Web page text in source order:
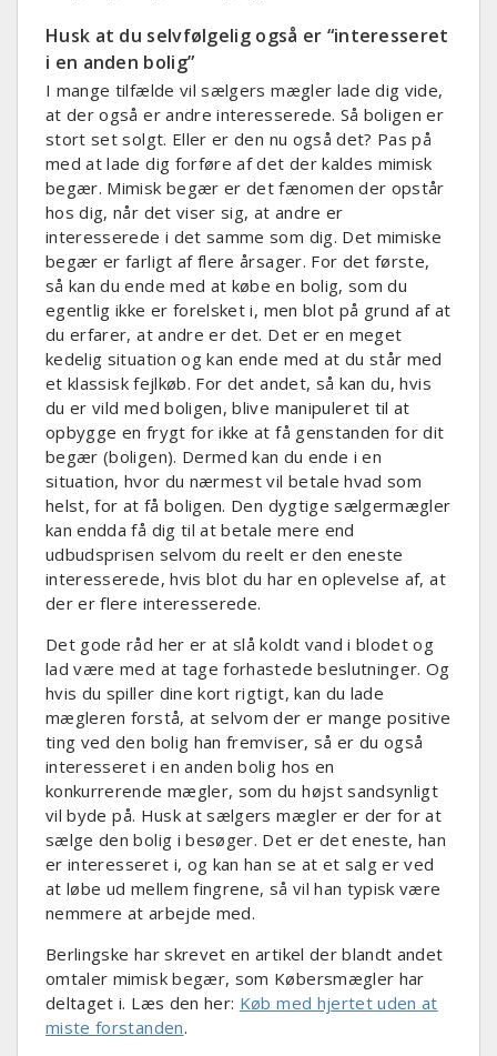
Husk at du selvfølgelig også er “interesseret
i en anden bolig”
I mange tilfælde vil sælgers mægler lade dig vide,
at der også er andre interesserede. Så boligen er
stort set solgt. Eller er den nu også det? Pas på
med at lade dig forføre af det der kaldes mimisk
begær. Mimisk begær er det fænomen der opstår
hos dig, når det viser sig, at andre er
interesserede i det samme som dig. Det mimiske
begær er farligt af flere årsager. For det første,
så kan du ende med at købe en bolig, som du
egentlig ikke er forelsket i, men blot på grund af at
du erfarer, at andre er det. Det er en meget
kedelig situation og kan ende med at du står med
et klassisk fejlkøb. For det andet, så kan du, hvis
du er vild med boligen, blive manipuleret til at
opbygge en frygt for ikke at få genstanden for dit
begær (boligen). Dermed kan du ende i en
situation, hvor du nærmest vil betale hvad som
helst, for at få boligen. Den dygtige sælgermægler
kan endda få dig til at betale mere end
udbudsprisen selvom du reelt er den eneste
interesserede, hvis blot du har en oplevelse af, at
der er flere interesserede.
Det gode råd her er at slå koldt vand i blodet og
lad være med at tage forhastede beslutninger. Og
hvis du spiller dine kort rigtigt, kan du lade
mægleren forstå, at selvom der er mange positive
ting ved den bolig han fremviser, så er du også
interesseret i en anden bolig hos en
konkurrerende mægler, som du højst sandsynligt
vil byde på. Husk at sælgers mægler er der for at
sælge den bolig i besøger. Det er det eneste, han
er interesseret i, og kan han se at et salg er ved
at løbe ud mellem fingrene, så vil han typisk være
nemmere at arbejde med.
Berlingske har skrevet en artikel der blandt andet
omtaler mimisk begær, som Købersmægler har
deltaget i. Læs den her: Køb med hjertet uden at
miste forstanden.